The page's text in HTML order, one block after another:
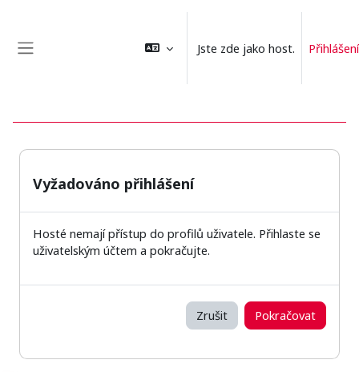
Jste zde jako host. Přihlášení
Vyžadováno přihlášení
Hosté nemají přístup do profilů uživatele. Přihlaste se
uživatelským účtem a pokračujte.
Zrušit Pokračovat